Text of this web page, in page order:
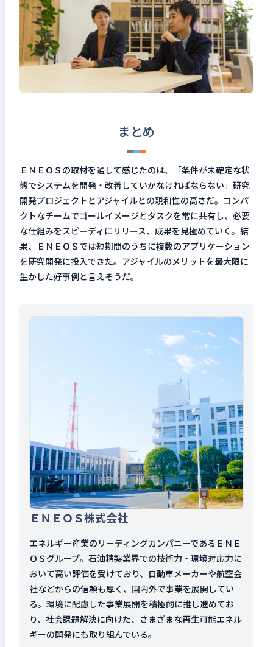
まとめ
ＥＮＥＯＳの取材を通して感じたのは、「条件が未確定な状
態でシステムを開発・改善していかなければならない」研究
開発プロジェクトとアジャイルとの親和性の高さだ。コンパ
クトなチームでゴールイメージとタスクを常に共有し、必要
な仕組みをスピーディにリリース、成果を見極めていく。結
果、ＥＮＥＯＳでは短期間のうちに複数のアプリケーション
を研究開発に投入できた。アジャイルのメリットを最大限に
生かした好事例と言えそうだ。
ＥＮＥＯＳ株式会社
エネルギー産業のリーディングカンパニーであるＥＮＥ
ＯＳグループ。石油精製業界での技術力・環境対応力に
おいて高い評価を受けており、自動車メーカーや航空会
社などからの信頼も厚く、国内外で事業を展開してい
る。環境に配慮した事業展開を積極的に推し進めてお
り、社会課題解決に向けた、さまざまな再生可能エネル
ギーの開発にも取り組んでいる。